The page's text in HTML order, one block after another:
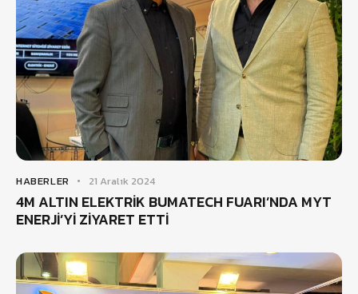
HABERLER 21 Aralık 2024
4M ALTIN ELEKTRİK BUMATECH FUARI’NDA MYT
ENERJİ’Yİ ZİYARET ETTİ